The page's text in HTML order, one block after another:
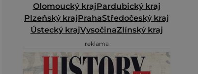
Olomoucký krajPardubický kraj
Plzeňský krajPrahaStředočeský kraj
Ústecký krajVysočinaZlínský kraj
reklama